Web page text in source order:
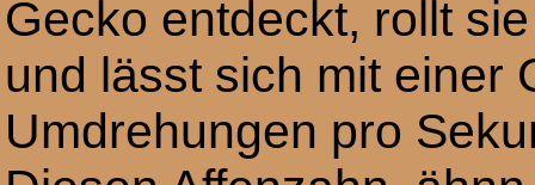
Gecko entdeckt, rollt
und lässt sich mit einer
Umdrehungen pro